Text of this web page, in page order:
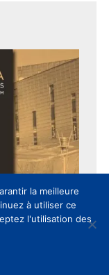
la meilleure
à utiliser ce
l'utilisation des